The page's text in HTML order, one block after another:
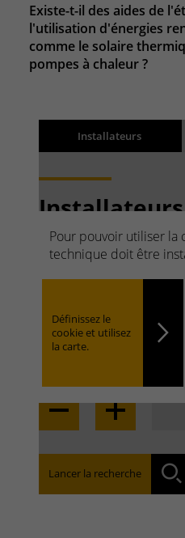
Existe-t-il des aides de
l'utilisation d'énergies
comme le solaire
pompes à chaleur ?
Pour pouvoir utiliser la
technique doit être
Définissez le
cookie et utilisez
la carte.
Installateurs
Installateurs
partenaires.
Rechercher
trouver
Lancer la recherche
Backrésultats de
Chargement des
Trouvez l'agence de votre